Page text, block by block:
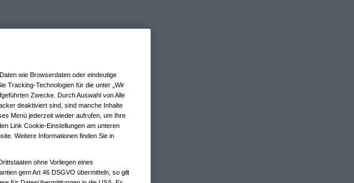
wie Browserdaten oder eindeutige
Tracking-Technologien für die unter „Wir
Zwecke. Durch Auswahl von Alle
deaktiviert sind, sind manche Inhalte
Menü jederzeit wieder aufrufen, um Ihre
Link Cookie-Einstellungen am unteren
Weitere Informationen finden Sie in
ohne Vorliegen eines
gem Art 46 DSGVO übermitteln, so gilt